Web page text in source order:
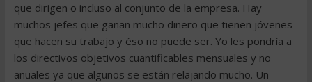
que dirigen o incluso al conjunto de la empresa. Hay
muchos jefes que ganan mucho dinero que tienen jóvenes
que hacen su trabajo y éso no puede ser. Yo les pondría a
los directivos objetivos cuantificables mensuales y no
anuales ya que algunos se están relajando mucho. Un